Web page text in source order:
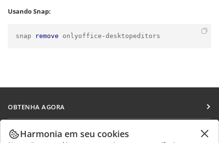
Usando Snap:
snap remove onlyoffice -desktopeditors
OBTENHA AGORA
Docs
DocSpace
COLABORAR
Harmonia em seu cookies